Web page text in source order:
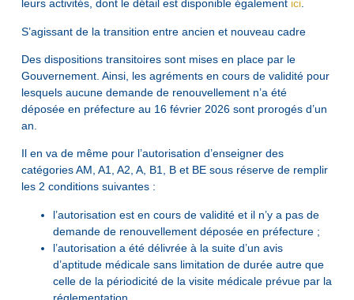
leurs activités, dont le détail est disponible égalementici.
S’agissant de la transition entre ancien et nouveau cadre
Des dispositions transitoires sont mises en place par le
Gouvernement. Ainsi, les agréments en cours de validité pour
lesquels aucune demande de renouvellement n’a été
déposée en préfecture au 16 février 2026 sont prorogés d’un
an.
Il en va de même pour l’autorisation d’enseigner des
catégories AM, A1, A2, A, B1, B et BE sous réserve de remplir
les 2 conditions suivantes :
l’autorisation est en cours de validité et il n’y a pas de
demande de renouvellement déposée en préfecture ;
l’autorisation a été délivrée à la suite d’un avis
d’aptitude médicale sans limitation de durée autre que
celle de la périodicité de la visite médicale prévue par la
réglementation.